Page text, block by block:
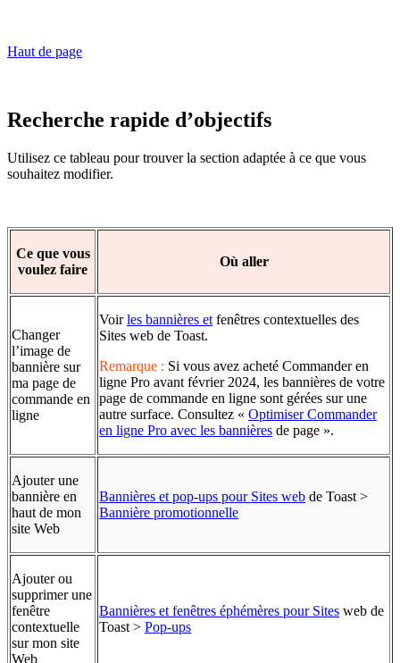
Haut de page
Recherche rapide d’objectifs
Utilisez ce tableau pour trouver la section adaptée à ce que vous
souhaitez modifier.
Ce que vous
voulez faire
Où aller
Changer
l’image de
bannière sur
ma page de
commande en
ligne
Voirles bannières et fenêtres contextuelles des
Sites web de Toast.
Remarque : Si vous avez acheté Commander en
ligne Pro avant février 2024, les bannières de votre
page de commande en ligne sont gérées sur une
autre surface. Consultez « Optimiser Commander
en ligne Pro avec les bannières de page ».
Ajouter une
bannière en
haut de mon
site Web
Bannières et pop-ups pour Sites web de Toast >
Bannière promotionnelle
Ajouter ou
supprimer une
fenêtre
contextuelle
sur mon site
Web
Bannières et fenêtres éphémères pour Sites web de
Toast > Pop-ups